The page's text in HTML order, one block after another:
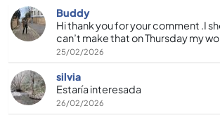
Buddy
Hi thank you for your comment .I
can’t make that on Thursday my
25/02/2026
silvia
Estaría interesada
26/02/2026